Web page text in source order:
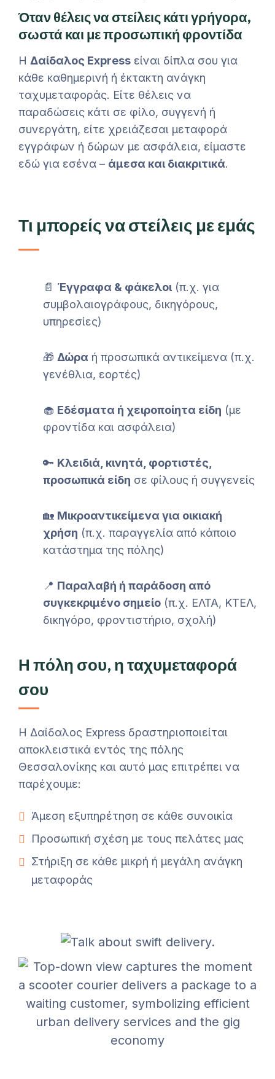
Όταν θέλεις να στείλεις κάτι γρήγορα,
σωστά και με προσωπική φροντίδα
Η Δαίδαλος Express είναι δίπλα σου για
κάθε καθημερινή ή έκτακτη ανάγκη
ταχυμεταφοράς. Είτε θέλεις να
παραδώσεις κάτι σε φίλο, συγγενή ή
συνεργάτη, είτε χρειάζεσαι μεταφορά
εγγράφων ή δώρων με ασφάλεια, είμαστε
εδώ για εσένα – άμεσα και διακριτικά.
Τι μπορείς να στείλεις με εμάς
📄 Έγγραφα & φάκελοι (π.χ. για
συμβολαιογράφους, δικηγόρους,
υπηρεσίες)
🎁 Δώρα ή προσωπικά αντικείμενα (π.χ.
γενέθλια, εορτές)
🧁 Εδέσματα ή χειροποίητα είδη (με
φροντίδα και ασφάλεια)
🔑 Κλειδιά, κινητά, φορτιστές,
προσωπικά είδη σε φίλους ή συγγενείς
🏡 Μικροαντικείμενα για οικιακή
χρήση (π.χ. παραγγελία από κάποιο
κατάστημα της πόλης)
📍 Παραλαβή ή παράδοση από
συγκεκριμένο σημείο (π.χ. ΕΛΤΑ, ΚΤΕΛ,
δικηγόρο, φροντιστήριο, σχολή)
Η πόλη σου, η ταχυμεταφορά
σου
Η Δαίδαλος Express δραστηριοποιείται
αποκλειστικά εντός της πόλης
Θεσσαλονίκης και αυτό μας επιτρέπει να
παρέχουμε:
Άμεση εξυπηρέτηση σε κάθε συνοικία
Προσωπική σχέση με τους πελάτες μας
Στήριξη σε κάθε μικρή ή μεγάλη ανάγκη
μεταφοράς